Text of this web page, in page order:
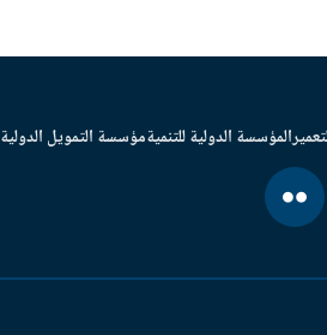
المؤسسة الدولية للتنميةمؤسسة التمويل الدولية